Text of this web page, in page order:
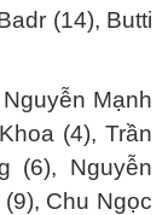
(14), Butti
Mạnh
(4), Trần
(6), Nguyễn
Chu Ngọc